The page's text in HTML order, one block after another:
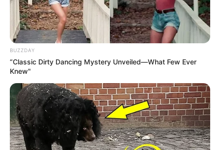
BUZZDAY
“Classic Dirty Dancing Mystery Unveiled—What Few Ever
Knew"